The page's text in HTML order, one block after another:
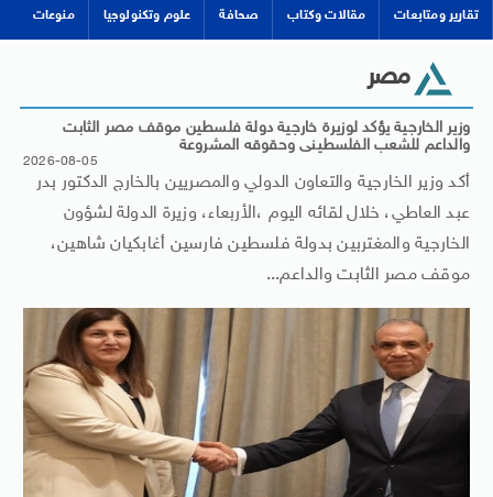
تقارير ومتابعات مقالات وكتاب صحافة علوم وتكنولوجيا منوعات
مصر
وزير الخارجية يؤكد لوزيرة خارجية دولة فلسطين موقف مصر الثابت
والداعم للشعب الفلسطينى وحقوقه المشروعة
2026-08-05
أكد وزير الخارجية والتعاون الدولي والمصريين بالخارج الدكتور بدر
عبد العاطي، خلال لقائه اليوم ،الأربعاء، وزيرة الدولة لشؤون
الخارجية والمغتربين بدولة فلسطين فارسين أغابكيان شاهين،
موقف مصر الثابت والداعم...